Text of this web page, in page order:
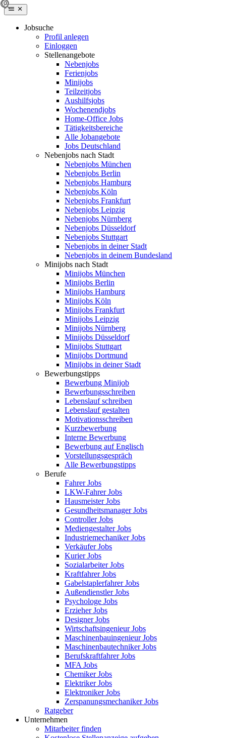
Jobsuche
Profil anlegen
Einloggen
Stellenangebote
Nebenjobs
Ferienjobs
Minijobs
Teilzeitjobs
Aushilfsjobs
Wochenendjobs
Home-Office Jobs
Tätigkeitsbereiche
Alle Jobangebote
Jobs Deutschland
Nebenjobs nach Stadt
Nebenjobs München
Nebenjobs Berlin
Nebenjobs Hamburg
Nebenjobs Köln
Nebenjobs Frankfurt
Nebenjobs Leipzig
Nebenjobs Nürnberg
Nebenjobs Düsseldorf
Nebenjobs Stuttgart
Nebenjobs in deiner Stadt
Nebenjobs in deinem Bundesland
Minijobs nach Stadt
Minijobs München
Minijobs Berlin
Minijobs Hamburg
Minijobs Köln
Minijobs Frankfurt
Minijobs Leipzig
Minijobs Nürnberg
Minijobs Düsseldorf
Minijobs Stuttgart
Minijobs Dortmund
Minijobs in deiner Stadt
Bewerbungstipps
Bewerbung Minijob
Bewerbungsschreiben
Lebenslauf schreiben
Lebenslauf gestalten
Motivationsschreiben
Kurzbewerbung
Interne Bewerbung
Bewerbung auf Englisch
Vorstellungsgespräch
Alle Bewerbungstipps
Berufe
Fahrer Jobs
LKW-Fahrer Jobs
Hausmeister Jobs
Gesundheitsmanager Jobs
Controller Jobs
Mediengestalter Jobs
Industriemechaniker Jobs
Verkäufer Jobs
Kurier Jobs
Sozialarbeiter Jobs
Kraftfahrer Jobs
Gabelstaplerfahrer Jobs
Außendienstler Jobs
Psychologe Jobs
Erzieher Jobs
Designer Jobs
Wirtschaftsingenieur Jobs
Maschinenbauingenieur Jobs
Maschinenbautechniker Jobs
Berufskraftfahrer Jobs
MFA Jobs
Chemiker Jobs
Elektriker Jobs
Elektroniker Jobs
Zerspanungsmechaniker Jobs
Ratgeber
Unternehmen
Mitarbeiter finden